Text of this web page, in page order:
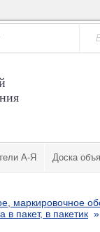
А-Я Доска
маркировочное
в пакет, в пакетик